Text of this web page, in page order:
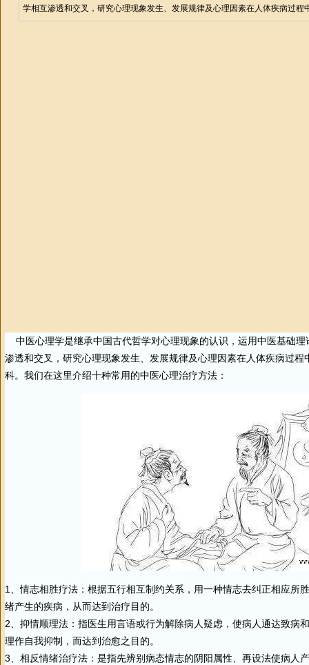
学相互渗透和交叉，研究心理现象发生、发展规律及心理因素在人体疾病过程
中医心理学是继承中国古代哲学对心理现象的认识，运用中医基础理
渗透和交叉，研究心理现象发生、发展规律及心理因素在人体疾病过程
科。我们在这里介绍十种常用的中医心理治疗方法：
1、情志相胜疗法：根据五行相互制约关系，用一种情志去纠正相应所
绪产生的疾病，从而达到治疗目的。
2、抑情顺理法：指医生用言语或行为解除病人疑虑，使病人通达致病
理作自我抑制，而达到治愈之目的。
3、相反情绪治疗法：是指先辨别病态情志的阴阳属性 、再设法使病人